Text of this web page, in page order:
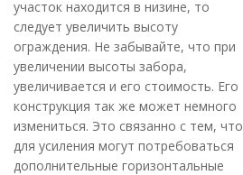
участок находится в низине, то
следует увеличить высоту
ограждения. Не забывайте, что при
увеличении высоты забора,
увеличивается и его стоимость. Его
конструкция так же может немного
измениться. Это связанно с тем, что
для усиления могут потребоваться
дополнительные горизонтальные